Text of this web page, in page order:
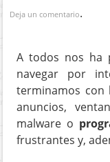
Deja un comentario.
A todos nos ha
navegar por
terminamos con
anuncios,
malware o
frustrantes y,